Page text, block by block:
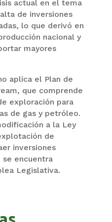
actual en el tema
de inversiones
lo que derivó en
nacional y
mayores
aplica el Plan de
que comprende
exploración para
de gas y petróleo.
a la Ley
de
inversiones
se encuentra
Legislativa.